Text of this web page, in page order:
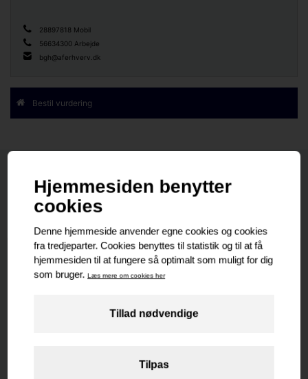
28897818 Mobil
56634300 Arbejde
bgh@aferhverv.dk
Bestil vurdering
Nyeste
PROJEKT EJENDOM